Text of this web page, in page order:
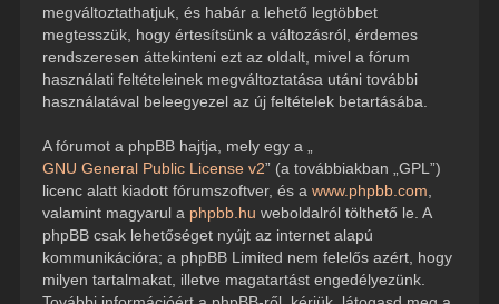
megváltoztathatjuk, és habár a lehető legtöbbet
megtesszük, hogy értesítsünk a változásról, érdemes
rendszeresen áttekinteni ezt az oldalt, mivel a fórum
használati feltételeinek megváltoztatása utáni további
használatával beleegyezel az új feltételek betartásába.
A fórumot a phpBB hajtja, mely egy a „
GNU General Public License v2” (a továbbiakban „GPL”)
licenc alatt kiadott fórumszoftver, és a www.phpbb.com
valamint magyarul a phpbb.hu weboldalról tölthető le. A
phpBB csak lehetőséget nyújt az internet alapú
kommunikációra; a phpBB Limited nem felelős azért, hogy
milyen tartalmakat, illetve magatartást engedélyezünk.